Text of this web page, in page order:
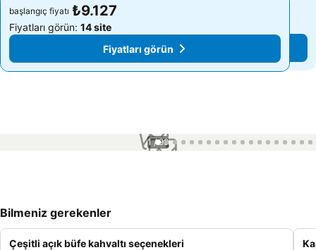
başlangıç fiyatı ₺9.127
Fiyatları görün: 14 site
Fiyatları görün
başlangıç fiyatı ₺9.127
Fiyatları görün: 14 site
Fiyatları görün
1 / 99
Bilmeniz gerekenler
Çeşitli açık büfe kahvaltı seçenekleri